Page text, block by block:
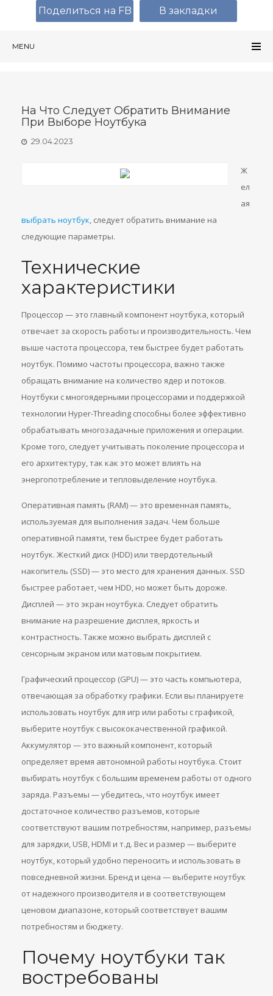
MENU
На Что Следует Обратить Внимание
При Выборе Ноутбука
29.04.2023
Ж
ел
ая
выбрать ноутбук, следует обратить внимание на
следующие параметры.
Технические
характеристики
Процессор — это главный компонент ноутбука, который
отвечает за скорость работы и производительность. Чем
выше частота процессора, тем быстрее будет работать
ноутбук. Помимо частоты процессора, важно также
обращать внимание на количество ядер и потоков.
Ноутбуки с многоядерными процессорами и поддержкой
технологии Hyper-Threading способны более эффективно
обрабатывать многозадачные приложения и операции.
Кроме того, следует учитывать поколение процессора и
его архитектуру, так как это может влиять на
энергопотребление и тепловыделение ноутбука.
Оперативная память (RAM) — это временная память,
используемая для выполнения задач. Чем больше
оперативной памяти, тем быстрее будет работать
ноутбук. Жесткий диск (HDD) или твердотельный
накопитель (SSD) — это место для хранения данных. SSD
быстрее работает, чем HDD, но может быть дороже.
Дисплей — это экран ноутбука. Следует обратить
внимание на разрешение дисплея, яркость и
контрастность. Также можно выбрать дисплей с
сенсорным экраном или матовым покрытием.
Графический процессор (GPU) — это часть компьютера,
отвечающая за обработку графики. Если вы планируете
использовать ноутбук для игр или работы с графикой,
выберите ноутбук с высококачественной графикой.
Аккумулятор — это важный компонент, который
определяет время автономной работы ноутбука. Стоит
выбирать ноутбук с большим временем работы от одного
заряда. Разъемы — убедитесь, что ноутбук имеет
достаточное количество разъемов, которые
соответствуют вашим потребностям, например, разъемы
для зарядки, USB, HDMI и т.д. Вес и размер — выберите
ноутбук, который удобно переносить и использовать в
повседневной жизни. Бренд и цена — выберите ноутбук
от надежного производителя и в соответствующем
ценовом диапазоне, который соответствует вашим
потребностям и бюджету.
Почему ноутбуки так
востребованы
Поделиться на FB В закладки